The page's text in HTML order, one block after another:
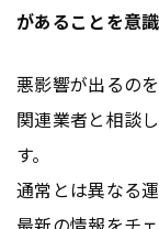
があることを意
悪影響が出るの
関連業者と相談
す。
通常とは異なる